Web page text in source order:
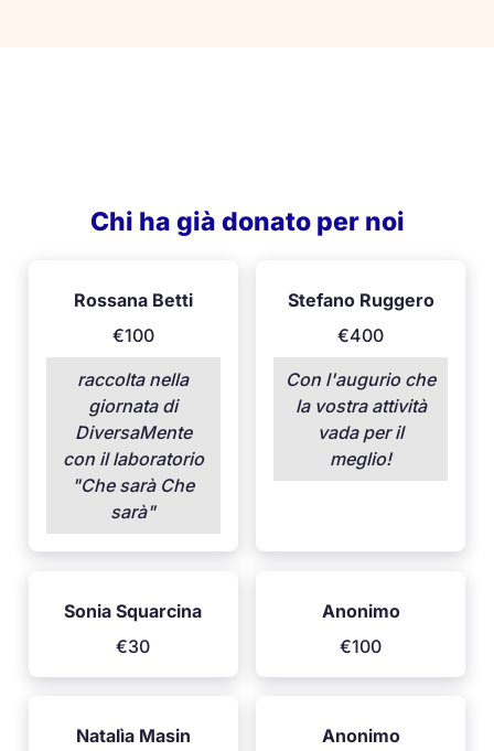
Chi ha già donato per noi
Rossana Betti
€100
raccolta nella
giornata di
DiversaMente
con il laboratorio
"Che sarà Che
sarà"
Stefano Ruggero
€400
Con l'augurio che
la vostra attività
vada per il
meglio!
Sonia Squarcina
€30
Anonimo
€100
Natalìa Masin
Anonimo